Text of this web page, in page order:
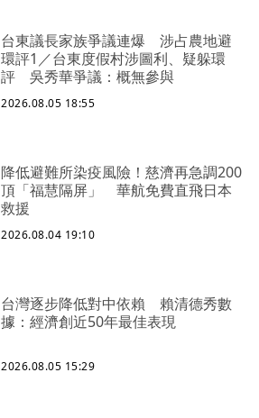
台東議長家族爭議連爆 涉占農地避
環評1／台東度假村涉圖利、疑躲環
評 吳秀華爭議：概無參與
2026.08.05 18:55
降低避難所染疫風險！慈濟再急調200
頂「福慧隔屏」 華航免費直飛日本
救援
2026.08.04 19:10
台灣逐步降低對中依賴 賴清德秀數
據：經濟創近50年最佳表現
2026.08.05 15:29